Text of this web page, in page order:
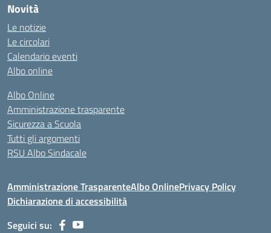
Novità
Le notizie
Le circolari
Calendario eventi
Albo online
Albo Online
Amministrazione trasparente
Sicurezza a Scuola
Tutti gli argomenti
RSU Albo Sindacale
Amministrazione TrasparenteAlbo OnlinePrivacy Policy
Dichiarazione di accessibilità
Seguici su: